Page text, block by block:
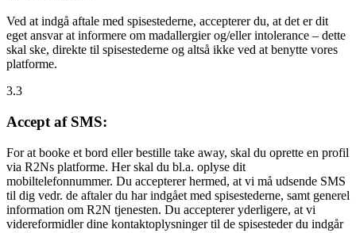
Ved at indgå aftale med spisestederne, accepterer du, at det er dit
eget ansvar at informere om madallergier og/eller intolerance – dette
skal ske, direkte til spisestederne og altså ikke ved at benytte vores
platforme.
3.3
Accept af SMS:
For at booke et bord eller bestille take away, skal du oprette en profil
via R2Ns platforme. Her skal du bl.a. oplyse dit
mobiltelefonnummer. Du accepterer hermed, at vi må udsende SMS
til dig vedr. de aftaler du har indgået med spisestederne, samt generel
information om R2N tjenesten. Du accepterer yderligere, at vi
videreformidler dine kontaktoplysninger til de spisesteder du indgår